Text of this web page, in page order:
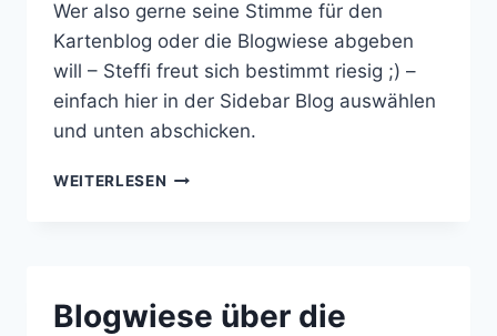
Wer also gerne seine Stimme für den
Kartenblog oder die Blogwiese abgeben
will – Steffi freut sich bestimmt riesig ;) –
einfach hier in der Sidebar Blog auswählen
und unten abschicken.
WEITERLESEN GESUCHT:
SPHÄRE
Blogwiese über die